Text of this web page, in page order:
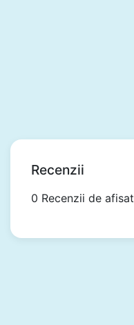
Recenzii
0 Recenzii de afisat